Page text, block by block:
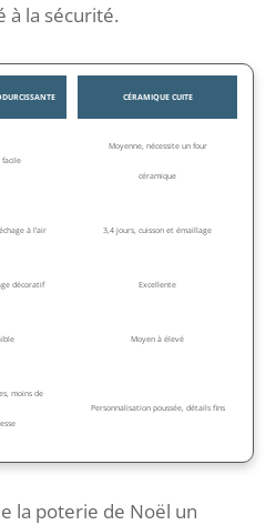
à la sécurité.
CÉRAMIQUE CUITE
facile
Moyenne, nécessite un four
céramique
à l’air 3,4 jours, cuisson et émaillage
décoratif Excellente
Moyen à élevé
moins de
Personnalisation poussée, détails fins
la poterie de Noël un